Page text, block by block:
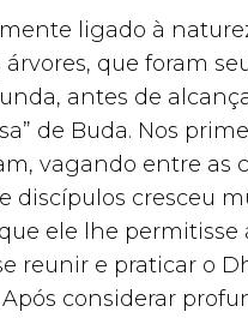
ligado à
que foram
antes de
de Buda. Nos
vagando entre as
discípulos cresceu
ele lhe
reunir e praticar o
considerar